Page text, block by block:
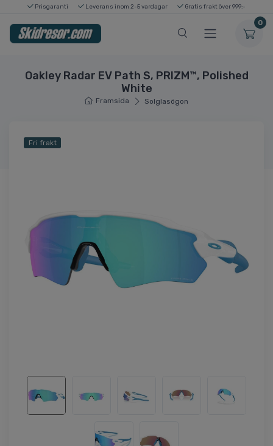
Prisgaranti Leverans inom 2-5 vardagar Gratis frakt över 999:-
0
Oakley Radar EV Path S, PRIZM™, Polished
White
Framsida Solglasögon
Fri frakt